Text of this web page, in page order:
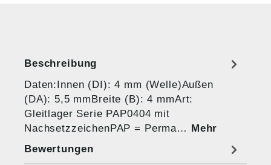
Beschreibung
Daten:Innen (DI): 4 mm (Welle)Außen
(DA): 5,5 mmBreite (B): 4 mmArt:
Gleitlager Serie PAP0404 mit
NachsetzzeichenPAP = Perma… Mehr
Bewertungen